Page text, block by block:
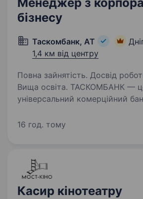
бізнесу
Таскомбанк, АТ
1,4 км від центру
Повна зайнятість. Досвід
Вища освіта. ТАСКОМБАНК — це надійний
універсальний комерційний
36 років успішного бізнесу в
16 год. тому
Касир кінотеатру